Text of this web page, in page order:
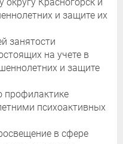
и защите их
занятости
на учете в
и защите
профилактике
психоактивных
в сфере